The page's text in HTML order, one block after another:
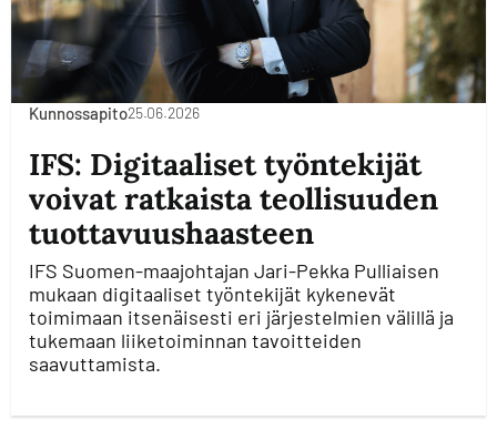
Kunnossapito25.06.2026
IFS: Digitaaliset työntekijät
voivat ratkaista teollisuuden
tuottavuushaasteen
IFS Suomen-maajohtajan Jari-Pekka Pulliaisen
mukaan digitaaliset työntekijät kykenevät
toimimaan itsenäisesti eri järjestelmien välillä ja
tukemaan liiketoiminnan tavoitteiden
saavuttamista.